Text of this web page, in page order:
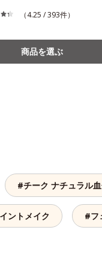
（4.25 / 393件）
商品を選ぶ
#チーク ナチュラル
ントメイク #フ